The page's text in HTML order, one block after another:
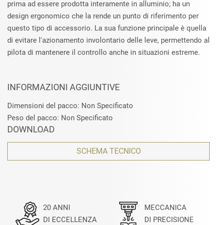
prima ad essere prodotta interamente in alluminio; ha un
design ergonomico che la rende un punto di riferimento per
questo tipo di accessorio. La sua funzione principale è quella
di evitare l'azionamento involontario delle leve, permettendo al
pilota di mantenere il controllo anche in situazioni estreme.
INFORMAZIONI AGGIUNTIVE
Dimensioni del pacco: Non Specificato
Peso del pacco: Non Specificato
DOWNLOAD
SCHEMA TECNICO
20 ANNI
DI ECCELLENZA
MECCANICA
DI PRECISIONE